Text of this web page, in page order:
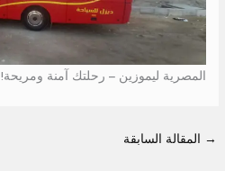
المصرية ليموزين – رحلتك آمنة ومريحة!
→ المقالة السابقة